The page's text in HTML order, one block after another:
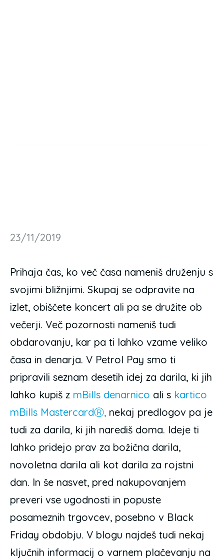
23/11/2019
Prihaja čas, ko več časa nameniš druženju s
svojimi bližnjimi. Skupaj se odpravite na
izlet, obiščete koncert ali pa se družite ob
večerji. Več pozornosti nameniš tudi
obdarovanju, kar pa ti lahko vzame veliko
časa in denarja. V Petrol Pay smo ti
pripravili seznam desetih idej za darila, ki jih
lahko kupiš z mBills denarnico ali s kartico
mBills MastercardⓇ, nekaj predlogov pa je
tudi za darila, ki jih narediš doma. Ideje ti
lahko pridejo prav za božična darila,
novoletna darila ali kot darila za rojstni
dan. In še nasvet, pred nakupovanjem
preveri vse ugodnosti in popuste
posameznih trgovcev, posebno v Black
Friday obdobju. V blogu najdeš tudi nekaj
ključnih informacij o varnem plačevanju na